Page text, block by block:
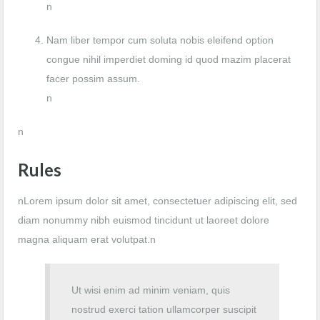
n
Nam liber tempor cum soluta nobis eleifend option
congue nihil imperdiet doming id quod mazim placerat
facer possim assum.
n
n
Rules
nLorem ipsum dolor sit amet, consectetuer adipiscing elit, sed
diam nonummy nibh euismod tincidunt ut laoreet dolore
magna aliquam erat volutpat.n
Ut wisi enim ad minim veniam, quis
nostrud exerci tation ullamcorper suscipit